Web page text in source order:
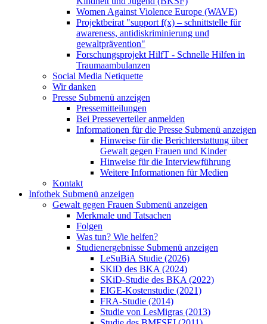
Women Against Violence Europe (WAVE)
Projektbeirat "support f(x) – schnittstelle für
awareness, antidiskriminierung und
gewaltprävention"
Forschungsprojekt HilfT - Schnelle Hilfen in
Traumaambulanzen
Social Media Netiquette
Wir danken
Presse Submenü anzeigen
Pressemitteilungen
Bei Presseverteiler anmelden
Informationen für die Presse Submenü anzeigen
Hinweise für die Berichterstattung über
Gewalt gegen Frauen und Kinder
Hinweise für die Interviewführung
Weitere Informationen für Medien
Kontakt
Infothek Submenü anzeigen
Gewalt gegen Frauen Submenü anzeigen
Merkmale und Tatsachen
Folgen
Was tun? Wie helfen?
Studienergebnisse Submenü anzeigen
LeSuBiA Studie (2026)
SKiD des BKA (2024)
SKiD-Studie des BKA (2022)
EIGE-Kostenstudie (2021)
FRA-Studie (2014)
Studie von LesMigras (2013)